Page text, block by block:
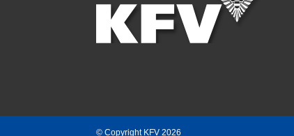
© Copyright KFV 2026